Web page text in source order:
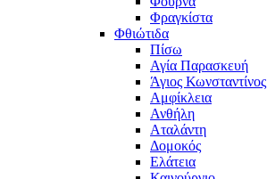
Φραγκίστα
Φθιώτιδα
Πίσω
Αγία Παρασκευή
Άγιος Κωνσταντίνος
Αμφίκλεια
Ανθήλη
Αταλάντη
Δομοκός
Ελάτεια